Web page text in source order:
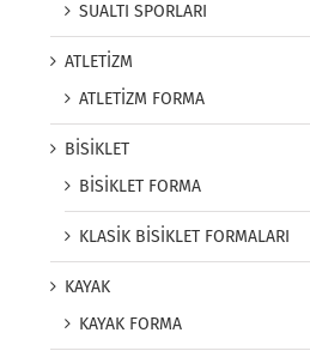
SUALTI SPORLARI
ATLETİZM
ATLETİZM FORMA
BİSİKLET
BİSİKLET FORMA
KLASİK BİSİKLET FORMALARI
KAYAK
KAYAK FORMA